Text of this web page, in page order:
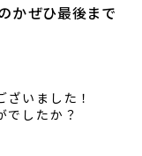
――ぜひ最後まで
いました！
でしたか？